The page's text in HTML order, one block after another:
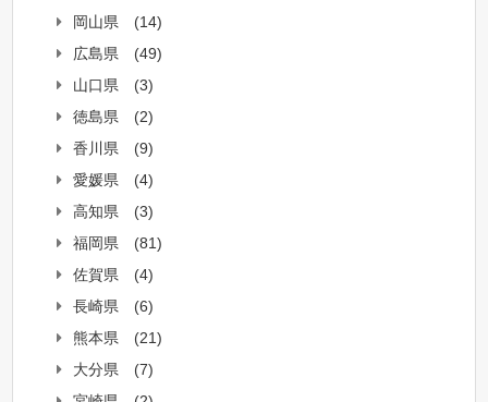
岡山県
(14)
広島県
(49)
山口県
(3)
徳島県
(2)
香川県
(9)
愛媛県
(4)
高知県
(3)
福岡県
(81)
佐賀県
(4)
長崎県
(6)
熊本県
(21)
大分県
(7)